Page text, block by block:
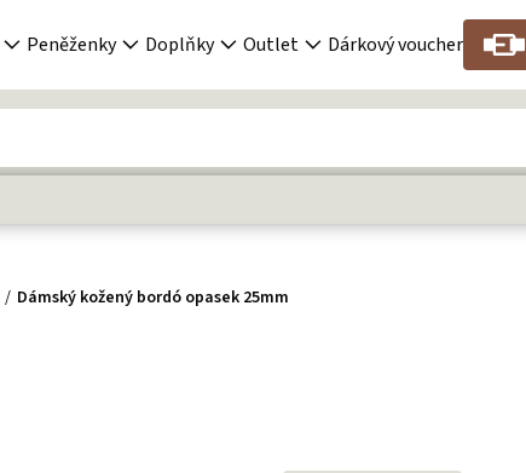
Peněženky Doplňky Outlet Dárkový voucher
Dámský kožený bordó opasek 25mm